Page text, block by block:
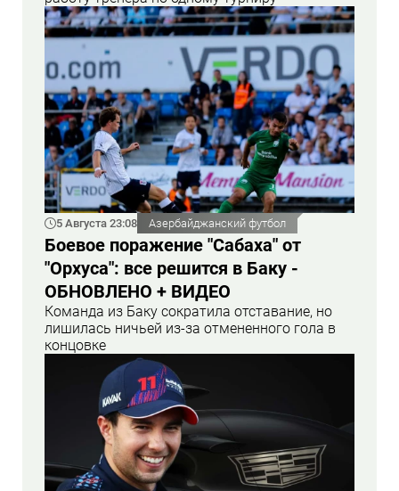
5 Августа 23:08 Азербайджанский футбол
Боевое поражение "Сабаха" от
"Орхуса": все решится в Баку -
ОБНОВЛЕНО + ВИДЕО
Команда из Баку сократила отставание, но
лишилась ничьей из-за отмененного гола в
концовке